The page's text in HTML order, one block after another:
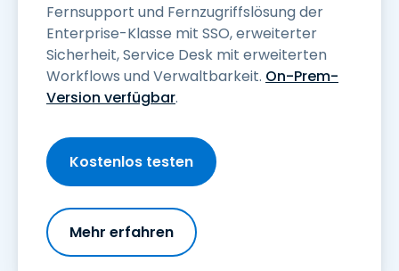
Fernsupport und Fernzugriffslösung der
Enterprise-Klasse mit SSO, erweiterter
Sicherheit, Service Desk mit erweiterten
Workflows und Verwaltbarkeit. On-Prem-
Version verfügbar.
Kostenlos testen
Mehr erfahren